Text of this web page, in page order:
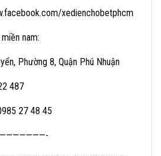
xedienchobetphcm
nam:
Phường 8, Quận Phú Nhuận
487
27 48 45